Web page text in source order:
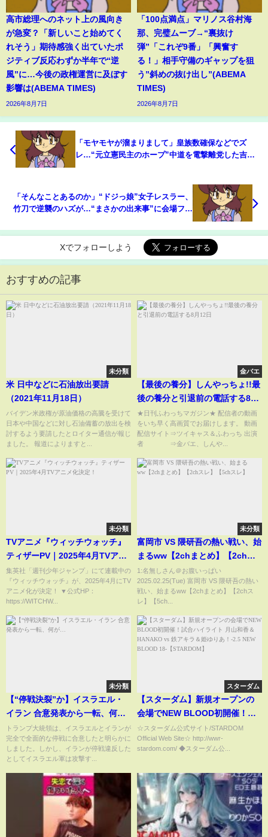
高市総理へのネット上の風向き
が急変？「新しいこと始めてく
れそう」期待感強く出ていたポ
ジティブ反応わずか半年で“逆
風”に…今後の政権運営に及ぼす
影響は(ABEMA TIMES)
2026年8月7日
「100点満点」マリノス谷村海
那、完璧ムーブ→“裏抜け
弾”「これぞ9番」「興奮す
る！」相手守備のギャップを狙
う”斜めの抜け出し”(ABEMA
TIMES)
2026年8月7日
「モヤモヤが溜まりまして」皇族数確保などでズ
レ…“元立憲民主のホープ”中道を電撃離党した吉田
「そんなことあるのか」“ドジっ娘”女子レスラー、
竹刀で逆襲のハズが…“まさかの出来事”に会場フリ
Xでフォローしよう
おすすめの記事
未分類
米 日中などに石油放出要請
（2021年11月18日）
バイデン米政権が原油価格の高騰を受けて
日本や中国などに対し石油備蓄の放出を検
討するよう要請したとロイター通信が報じ
ました。 報道によりますと...
金バエ
【最後の養分】しんやっちょ!!最
後の養分と引退前の電話する8月
12日
★日刊ふわっちマガジン★ 配信者の動画
をいち早く高画質でお届けします。 動画
配信サイト⇒ツイキャス＆ふわっち 出演
者 ⇒金バエ、しんや...
未分類
TVアニメ『ウィッチウォッチ』
ティザーPV｜2025年4月TVアニ
メ化決定！
集英社「週刊少年ジャンプ」にて連載中の
『ウィッチウォッチ』が、2025年4月にTV
アニメ化が決定！ ▼公式HP：
https://WITCHW...
未分類
富岡市 VS 隈研吾の熱い戦い、始
まるww【2chまとめ】【2chス
レ】【5chスレ】
1:名無しさん＠お腹いっぱい
2025.02.25(Tue) 富岡市 VS 隈研吾の熱い
戦い、始まるww【2chまとめ】【2chス
レ】【5ch...
未分類
【“停戦決裂”か】イスラエル・
イラン 合意発表から一転、何
が…
トランプ大統領は、イスラエルとイランが
完全で全面的な停戦に合意したと明らかに
しました。しかし、イランが停戦違反した
としてイスラエル軍は攻撃す...
スターダム
【スターダム】新規オープンの
会場でNEW BLOOD初開催！試
合ハイライト 月山和香＆
HANAKO vs 鉄アキラ＆姫ゆり
あ！-2.5 NEW BLOOD 18-
☆スターダム公式サイト/STARDOM
Official Web Site☆ http://wwr-
stardom.com/ ◆スターダム公...